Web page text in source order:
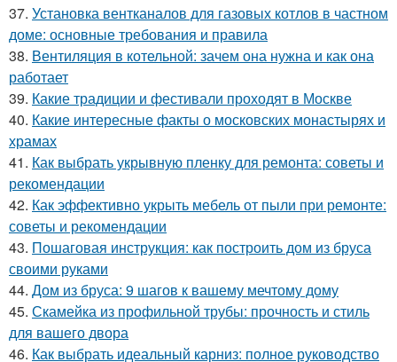
37. Установка вентканалов для газовых котлов в частном
доме: основные требования и правила
38. Вентиляция в котельной: зачем она нужна и как она
работает
39. Какие традиции и фестивали проходят в Москве
40. Какие интересные факты о московских монастырях и
храмах
41. Как выбрать укрывную пленку для ремонта: советы и
рекомендации
42. Как эффективно укрыть мебель от пыли при ремонте:
советы и рекомендации
43. Пошаговая инструкция: как построить дом из бруса
своими руками
44. Дом из бруса: 9 шагов к вашему мечтому дому
45. Скамейка из профильной трубы: прочность и стиль
для вашего двора
46. Как выбрать идеальный карниз: полное руководство